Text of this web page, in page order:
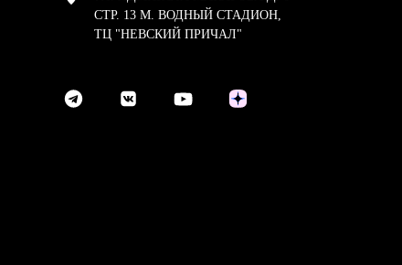
СТР. 13 М. ВОДНЫЙ СТАДИОН,
ТЦ "НЕВСКИЙ ПРИЧАЛ"